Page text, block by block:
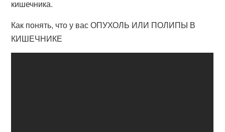
кишечника.
Как понять, что у вас ОПУХОЛЬ ИЛИ ПОЛИПЫ В
КИШЕЧНИКЕ